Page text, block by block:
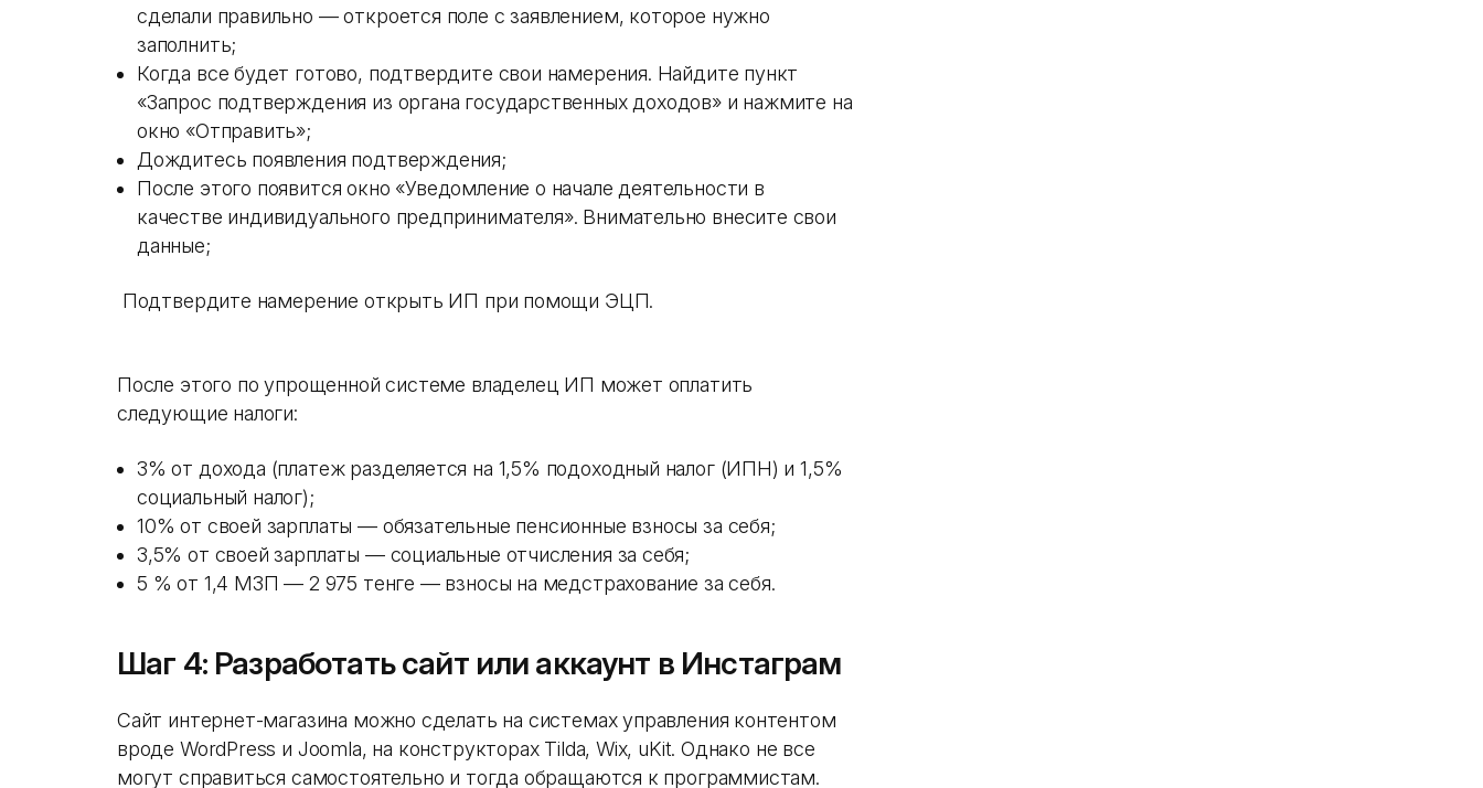
сделали правильно — откроется поле с заявлением, которое нужно
заполнить;
Когда все будет готово, подтвердите свои намерения. Найдите пункт
«Запрос подтверждения из органа государственных доходов» и нажмите на
окно «Отправить»;
Дождитесь появления подтверждения;
После этого появится окно «Уведомление о начале деятельности в
качестве индивидуального предпринимателя». Внимательно внесите свои
данные;
Подтвердите намерение открыть ИП при помощи ЭЦП.
После этого по упрощенной системе владелец ИП может оплатить
следующие налоги:
3% от дохода (платеж разделяется на 1,5% подоходный налог (ИПН) и 1,5%
социальный налог);
10% от своей зарплаты — обязательные пенсионные взносы за себя;
3,5% от своей зарплаты — социальные отчисления за себя;
5 % от 1,4 МЗП — 2 975 тенге — взносы на медстрахование за себя.
Шаг 4: Разработать сайт или аккаунт в Инстаграм
Сайт интернет-магазина можно сделать на системах управления контентом
вроде WordPress и Joomla, на конструкторах Tilda, Wix, uKit. Однако не все
могут справиться самостоятельно и тогда обращаются к программистам.